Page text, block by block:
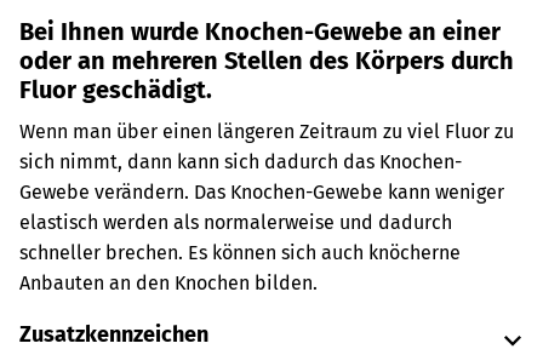
Bei Ihnen wurde Knochen-Gewebe an einer
oder an mehreren Stellen des Körpers durch
Fluor geschädigt.
Wenn man über einen längeren Zeitraum zu viel Fluor zu
sich nimmt, dann kann sich dadurch das Knochen-
Gewebe verändern. Das Knochen-Gewebe kann weniger
elastisch werden als normalerweise und dadurch
schneller brechen. Es können sich auch knöcherne
Anbauten an den Knochen bilden.
Zusatzkennzeichen